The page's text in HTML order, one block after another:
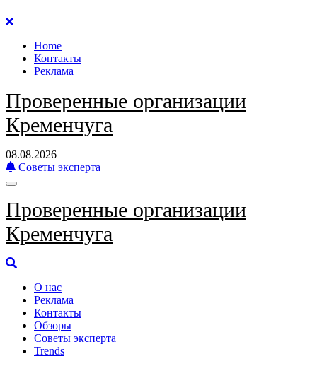
Перейти
содержанию
Home
Контакты
Реклама
Проверенные организации
Кременчуга
08.08.2026
Советы эксперта
Проверенные организации
Кременчуга
О нас
Реклама
Контакты
Обзоры
Советы эксперта
Trends